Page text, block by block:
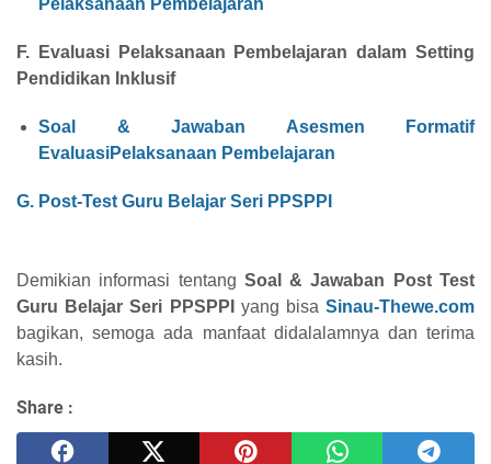
Pelaksanaan Pembelajaran
F. Evaluasi Pelaksanaan Pembelajaran dalam Setting
Pendidikan Inklusif
Soal & Jawaban Asesmen Formatif
EvaluasiPelaksanaan Pembelajaran
G. Post-Test Guru Belajar Seri PPSPPI
Demikian informasi tentang Soal & Jawaban Post Test
Guru Belajar Seri PPSPPI
yang bisa Sinau-Thewe.com
bagikan, semoga ada manfaat didalalamnya dan terima
kasih.
Share :